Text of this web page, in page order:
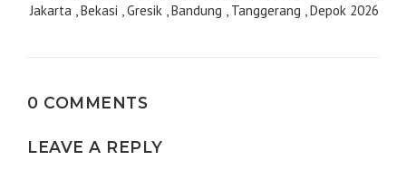
Jakarta , Bekasi , Gresik , Bandung , Tanggerang , Depok 2026
0 COMMENTS
LEAVE A REPLY